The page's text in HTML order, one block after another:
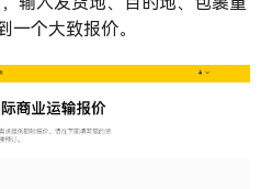
一个大致报价。